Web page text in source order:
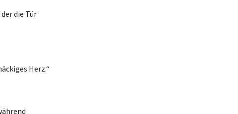
die Tür
Herz.“